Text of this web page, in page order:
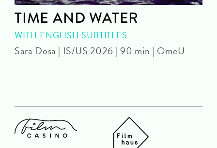
TIME AND WATER
WITH ENGLISH SUBTITLES
Sara Dosa | IS/US 2026 | 90 min | OmeU